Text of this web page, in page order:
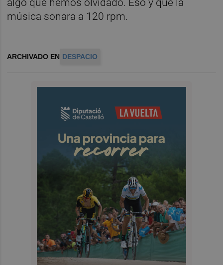
algo que hemos olvidado. Eso y que la
música sonara a 120 rpm.
ARCHIVADO EN DESPACIO